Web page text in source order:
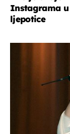
Instagrama u
ljepotice